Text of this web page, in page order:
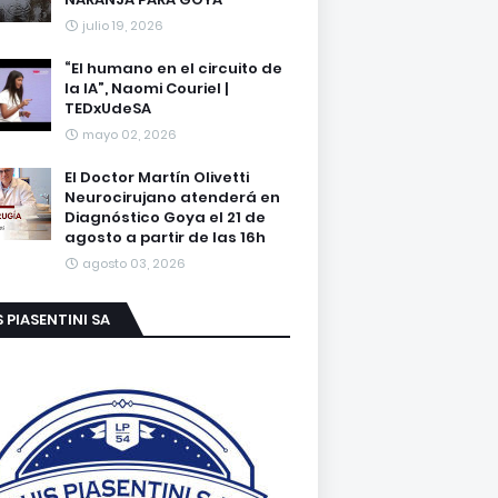
julio 19, 2026
“El humano en el circuito de
la IA”, Naomi Couriel |
TEDxUdeSA
mayo 02, 2026
El Doctor Martín Olivetti
Neurocirujano atenderá en
Diagnóstico Goya el 21 de
agosto a partir de las 16h
agosto 03, 2026
PIASENTINI SA